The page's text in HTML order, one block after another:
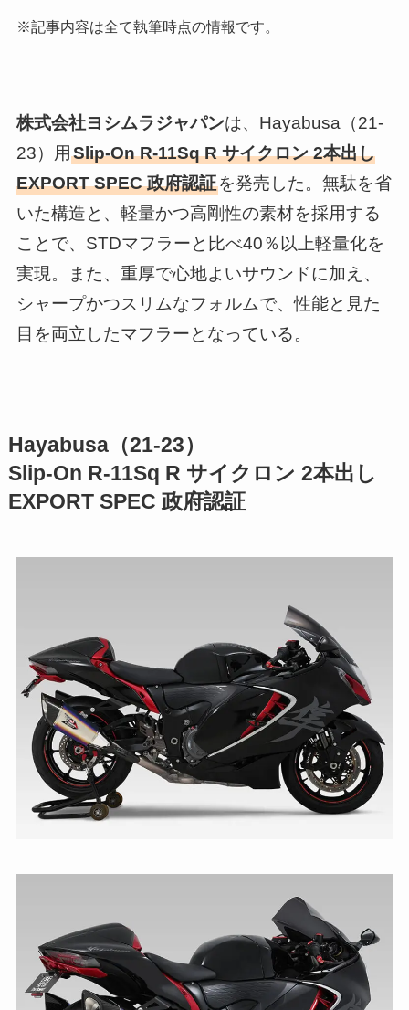
※記事内容は全て執筆時点の情報です。
株式会社ヨシムラジャパンは、Hayabusa（21-
23）用Slip-On R-11Sq R サイクロン 2本出し
EXPORT SPEC 政府認証を発売した。無駄を省
いた構造と、軽量かつ高剛性の素材を採用する
ことで、STDマフラーと比べ40％以上軽量化を
実現。また、重厚で心地よいサウンドに加え、
シャープかつスリムなフォルムで、性能と見た
目を両立したマフラーとなっている。
Hayabusa（21-23）
Slip-On R-11Sq R サイクロン 2本出し
EXPORT SPEC 政府認証